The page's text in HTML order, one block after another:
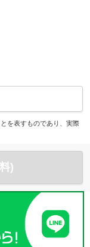
を表すものであり、実際
)